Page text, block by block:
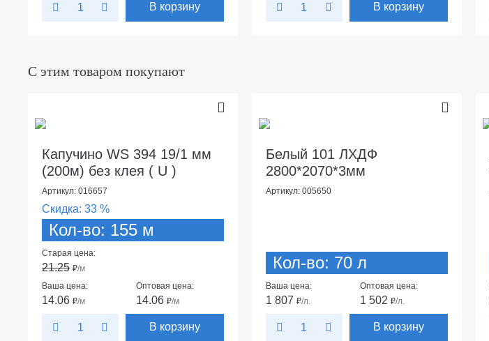
В корзину В корзину
С этим товаром покупают
Капучино WS 394 19/1 мм
(200м) без клея ( U )
Артикул: 016657
Скидка: 33 %
Кол-во: 155 м
Старая цена:
21.25 ₽/м
Ваша цена:
14.06 ₽/м
Оптовая цена:
14.06₽/м
В корзину
Белый 101 ЛХДФ
2800*2070*3мм
Артикул: 005650
Кол-во: 70 л
Ваша цена:
1 807 ₽/л.
Оптовая цена:
1 502₽/л.
В корзину